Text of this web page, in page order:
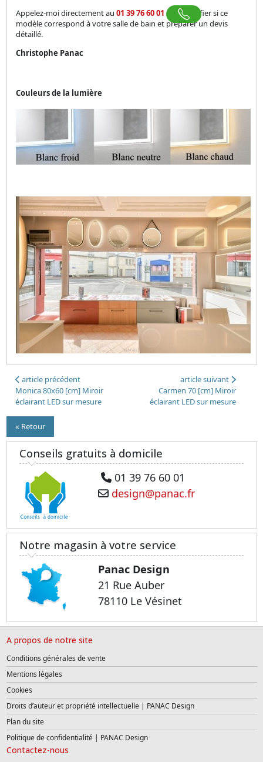
Appelez-moi directement au 01 39 76 60 01 pour vérifier si ce
modèle correspond à votre salle de bain et préparer un devis
détaillé.
Christophe Panac
Couleurs de la lumière
article précédent
Monica 80x60 [cm] Miroir
éclairant LED sur mesure
article suivant
Carmen 70 [cm] Miroir
éclairant LED sur mesure
« Retour
Conseils gratuits à domicile
01 39 76 60 01
design@panac.fr
Notre magasin à votre service
Panac Design
21 Rue Auber
78110 Le Vésinet
A propos de notre site
Conditions générales de vente
Mentions légales
Cookies
Droits d’auteur et propriété intellectuelle | PANAC Design
Plan du site
Politique de confidentialité | PANAC Design
Contactez-nous